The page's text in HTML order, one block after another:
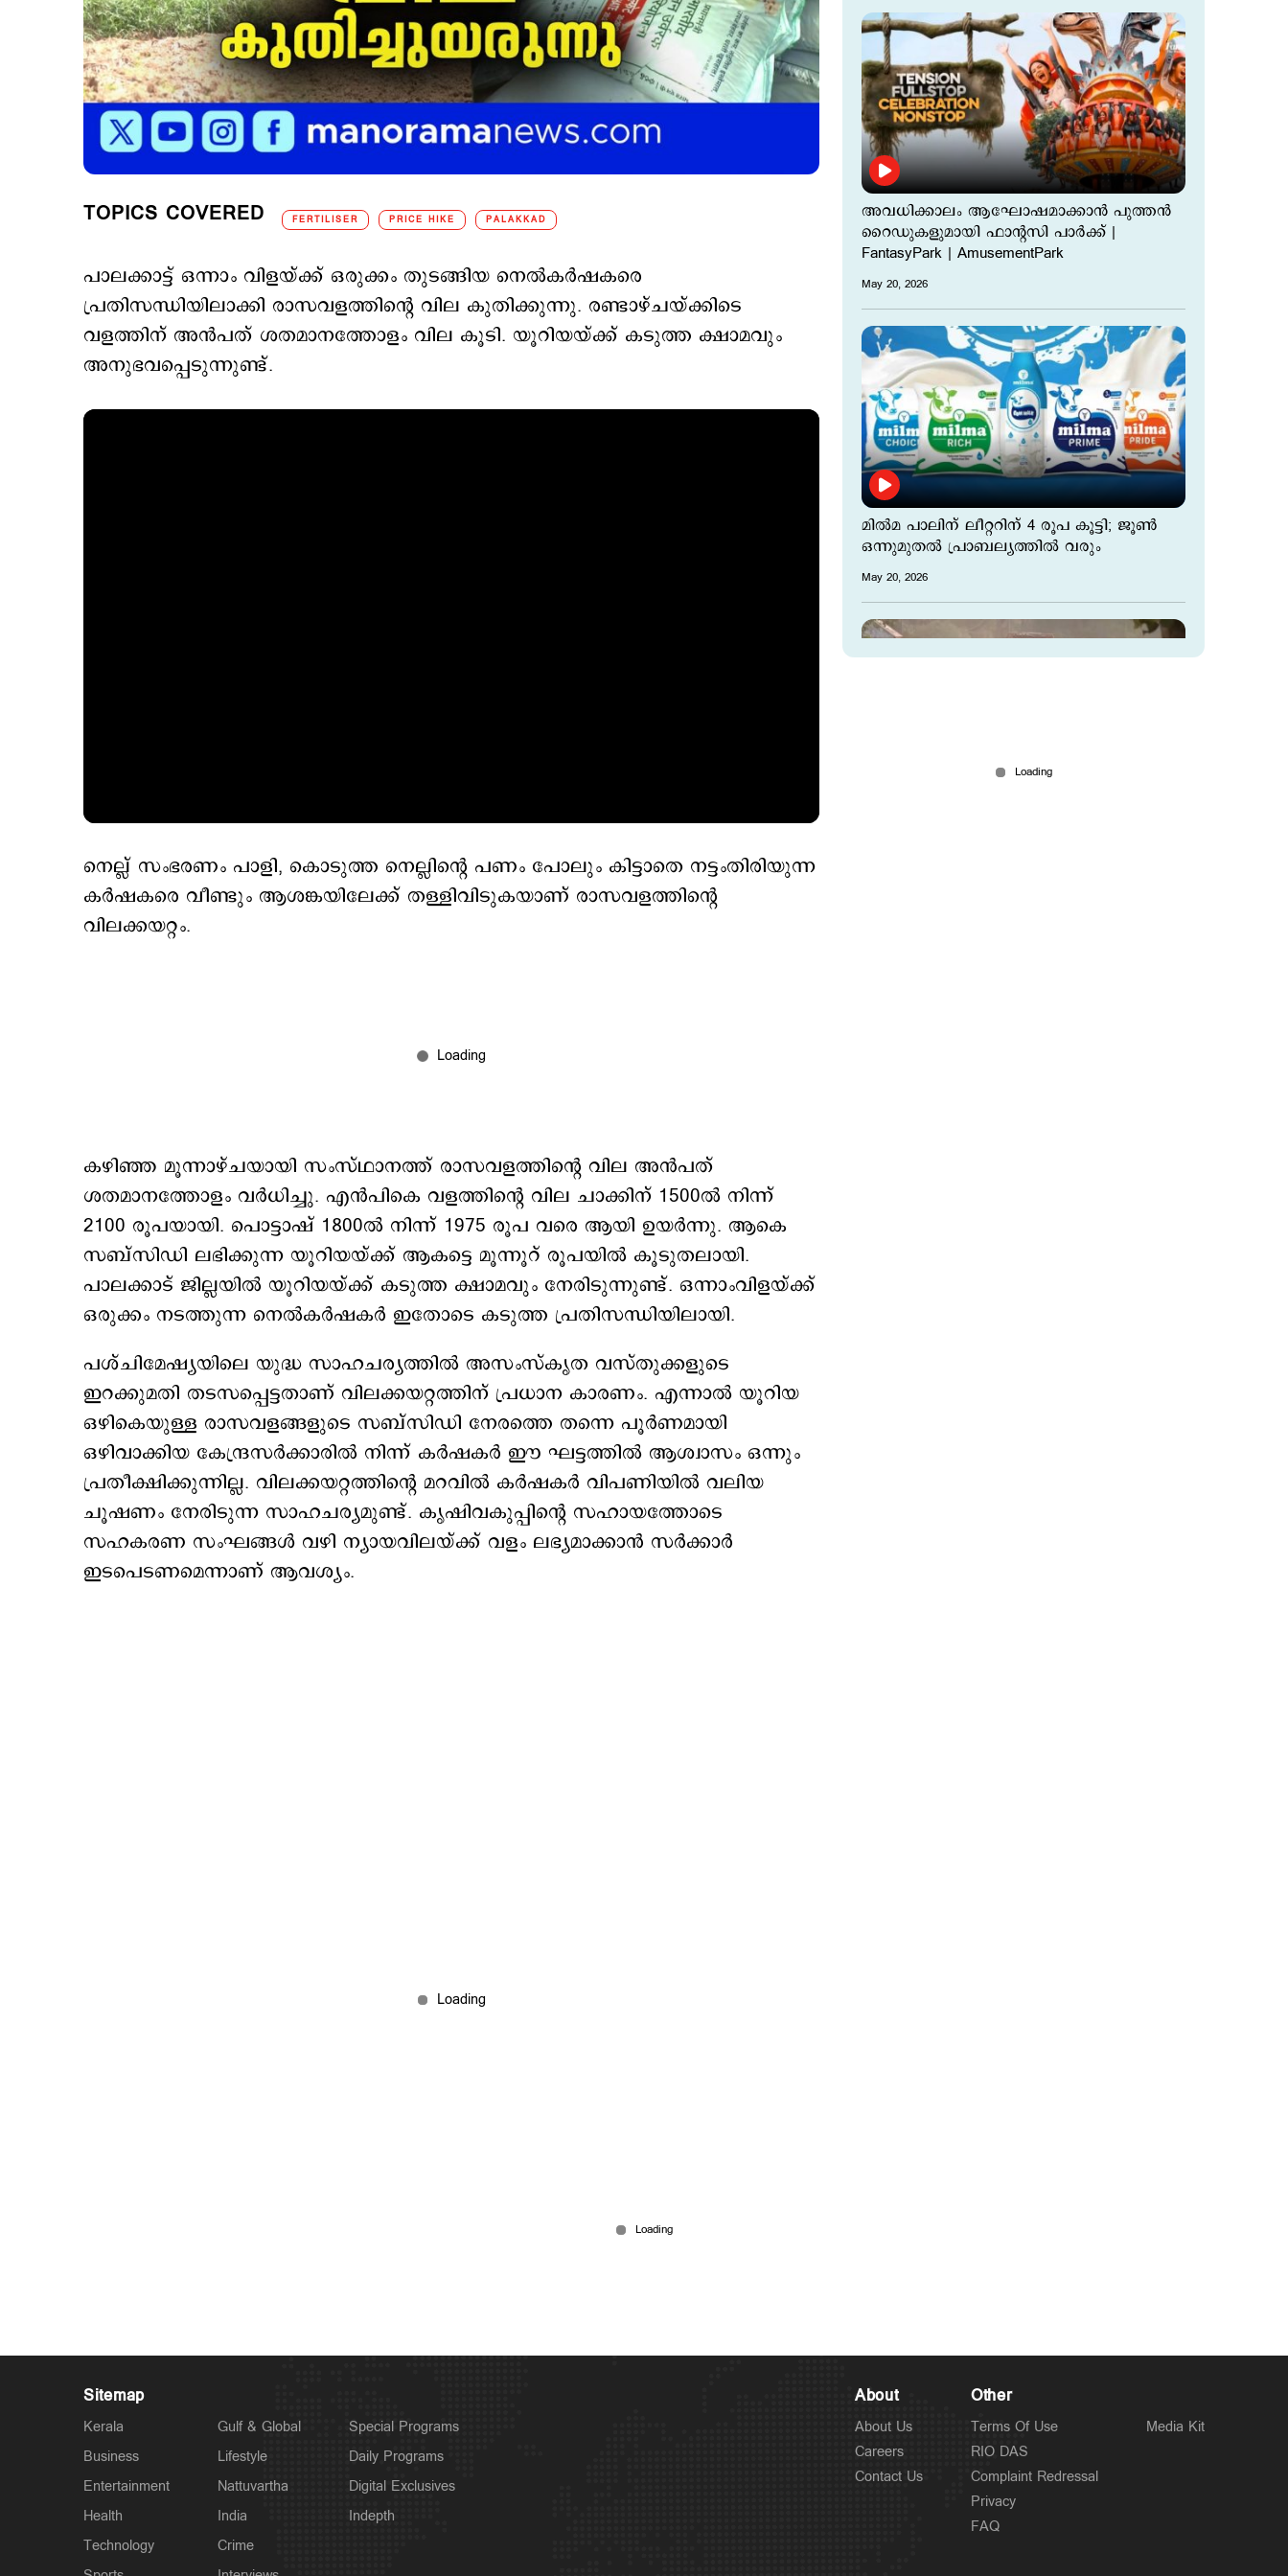
TOPICS COVERED FERTILISER PRICE HIKE PALAKKAD
പാലക്കാട്ട് ഒന്നാം വിളയ്ക്ക് ഒരുക്കം തുടങ്ങിയ നെല്‍കര്‍ഷകരെ
പ്രതിസന്ധിയിലാക്കി രാസവളത്തിന്‍റെ വില കുതിക്കുന്നു. രണ്ടാഴ്ചയ്ക്കിടെ
വളത്തിന് അന്‍പത് ശതമാനത്തോളം വില കൂടി. യൂറിയയ്ക്ക് കടുത്ത ക്ഷാമവും
അനുഭവപ്പെടുന്നുണ്ട്.
നെല്ല് സംഭരണം പാളി, കൊടുത്ത നെല്ലിന്‍റെ പണം പോലും കിട്ടാതെ നട്ടംതിരിയുന്ന
കര്‍ഷകരെ വീണ്ടും ആശങ്കയിലേക്ക് തള്ളിവിടുകയാണ് രാസവളത്തിന്‍റെ
വിലക്കയറ്റം.
കഴിഞ്ഞ മൂന്നാഴ്ചയായി സംസ്ഥാനത്ത് രാസവളത്തിന്‍റെ വില അന്‍പത്
ശതമാനത്തോളം വര്‍ധിച്ചു. എന്‍പികെ വളത്തിന്‍റെ വില ചാക്കിന് 1500ല്‍ നിന്ന്
2100 രൂപയായി. പൊട്ടാഷ് 1800ല്‍ നിന്ന് 1975 രൂപ വരെ ആയി ഉയര്‍ന്നു. ആകെ
സബ്സിഡി ലഭിക്കുന്ന യൂറിയയ്ക്ക് ആകട്ടെ മൂന്നൂറ് രൂപയില്‍ കൂടുതലായി.
പാലക്കാട് ജില്ലയില്‍ യൂറിയയ്ക്ക് കടുത്ത ക്ഷാമവും നേരിടുന്നുണ്ട്. ഒന്നാംവിളയ്ക്ക്
ഒരുക്കം നടത്തുന്ന നെല്‍കര്‍ഷകര്‍ ഇതോടെ കടുത്ത പ്രതിസന്ധിയിലായി.
പശ്ചിമേഷ്യയിലെ യുദ്ധ സാഹചര്യത്തില്‍ അസംസ്കൃത വസ്തുക്കളുടെ
ഇറക്കുമതി തടസപ്പെട്ടതാണ് വിലക്കയറ്റത്തിന് പ്രധാന കാരണം. എന്നാല്‍ യൂറിയ
ഒഴികെയുള്ള രാസവളങ്ങളുടെ സബ്സിഡി നേരത്തെ തന്നെ പൂര്‍ണമായി
ഒഴിവാക്കിയ കേന്ദ്രസര്‍ക്കാരില്‍ നിന്ന് കര്‍ഷകര്‍ ഈ ഘട്ടത്തില്‍ ആശ്വാസം ഒന്നും
പ്രതീക്ഷിക്കുന്നില്ല. വിലക്കയറ്റത്തിന്‍റെ മറവില്‍ കര്‍ഷകര്‍ വിപണിയില്‍ വലിയ
ചൂഷണം നേരിടുന്ന സാഹചര്യമുണ്ട്. കൃഷിവകുപ്പിന്‍റെ സഹായത്തോടെ
സഹകരണ സംഘങ്ങള്‍ വഴി ന്യായവിലയ്ക്ക് വളം ലഭ്യമാക്കാന്‍ സര്‍ക്കാര്‍
ഇടപെടണമെന്നാണ് ആവശ്യം.
അവധിക്കാലം ആഘോഷമാക്കാൻ പുത്തൻ
റൈഡുകളുമായി ഫാന്‍റസി പാർക്ക് |
FantasyPark | AmusementPark
May 20, 2026
മില്‍മ പാലിന് ലീറ്ററിന് 4 രൂപ കൂട്ടി; ജൂണ്‍
ഒന്നുമുതല്‍ പ്രാബല്യത്തില്‍ വരും
May 20, 2026
Sitemap
Kerala
Business
Entertainment
Health
Technology
Gulf & Global
Lifestyle
Nattuvartha
India
Crime
Special Programs
Daily Programs
Digital Exclusives
Indepth
About
About Us
Careers
Contact Us
Other
Terms Of Use
RIO DAS
Complaint Redressal
Privacy
FAQ
Media Kit